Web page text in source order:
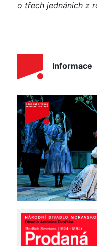
o třech jednáních z
Informace